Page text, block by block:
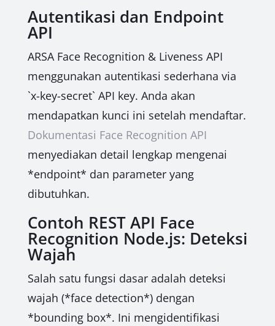
Autentikasi dan Endpoint
API
ARSA Face Recognition & Liveness API
menggunakan autentikasi sederhana via
`x-key-secret` API key. Anda akan
mendapatkan kunci ini setelah mendaftar.
Dokumentasi Face Recognition API
menyediakan detail lengkap mengenai
*endpoint* dan parameter yang
dibutuhkan.
Contoh REST API Face
Recognition Node.js: Deteksi
Wajah
Salah satu fungsi dasar adalah deteksi
wajah (*face detection*) dengan
*bounding box*. Ini mengidentifikasi